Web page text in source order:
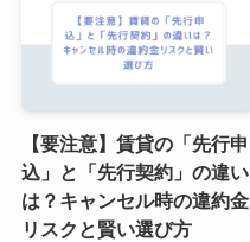
【要注意】賃貸の「先行申
込」と「先行契約」の違い
は？キャンセル時の違約金
リスクと賢い選び方